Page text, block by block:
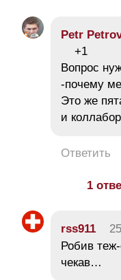
Petr
+1
Вопрос
-почему
Это же
и
Ответить
1
rss911
Робив
чекав…